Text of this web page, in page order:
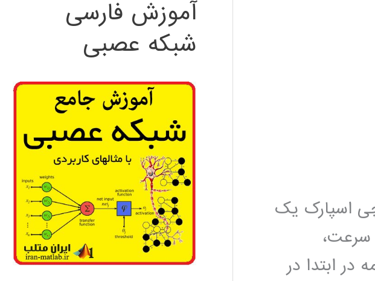
اسپارک یک
سرعت،
ابتدا در
آموزش فارسی
شبکه عصبی